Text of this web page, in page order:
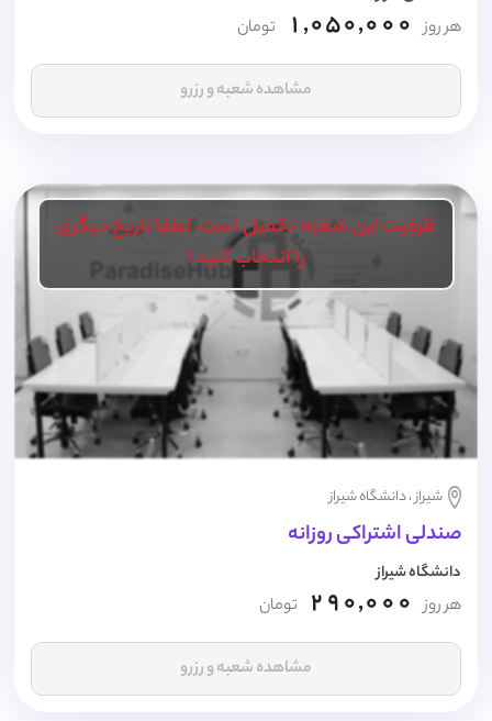
هر روز 1,050,000 تومان
مشاهده شعبه و رزرو
ظرفیت این شعبه تکمیل است، لطفا تاریخ دیگری
را انتخاب کنید !
شیراز ، دانشگاه شیراز
صندلی اشتراکی روزانه
دانشگاه شیراز
هر روز 290,000 تومان
مشاهده شعبه و رزرو